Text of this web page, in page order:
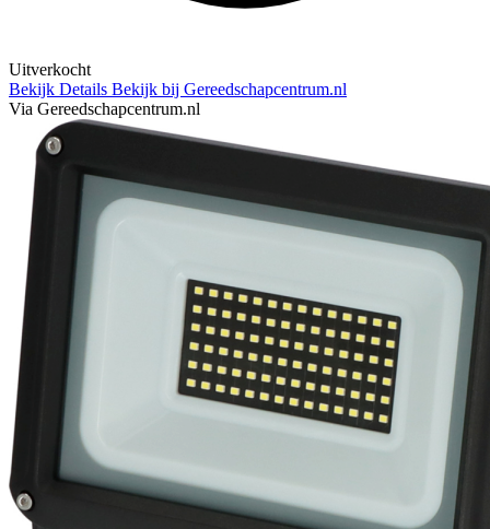
Uitverkocht
Bekijk Details Bekijk bij Gereedschapcentrum.nl
Via Gereedschapcentrum.nl